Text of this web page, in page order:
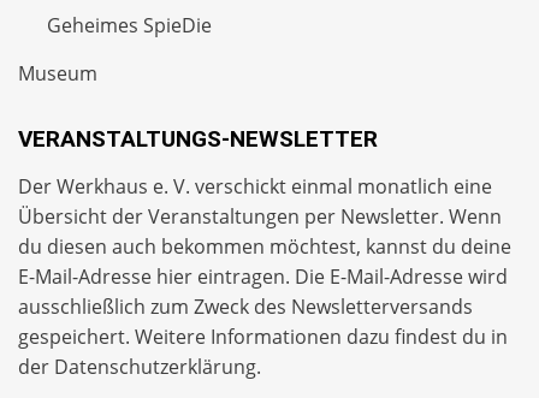
Geheimes SpieDie
Museum
VERANSTALTUNGS-NEWSLETTER
Der Werkhaus e. V. verschickt einmal monatlich eine
Übersicht der Veranstaltungen per Newsletter. Wenn
du diesen auch bekommen möchtest, kannst du deine
E-Mail-Adresse hier eintragen. Die E-Mail-Adresse wird
ausschließlich zum Zweck des Newsletterversands
gespeichert. Weitere Informationen dazu findest du in
der Datenschutzerklärung.